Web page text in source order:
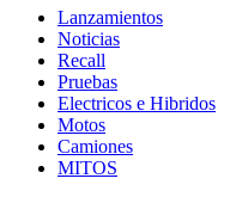
Lanzamientos
Noticias
Recall
Pruebas
Electricos e Hibridos
Motos
Camiones
MITOS